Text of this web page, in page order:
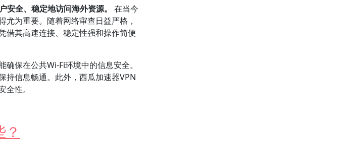
全、稳定地访问海外资源。
在当今
为重要。随着网络审查日益严格，
借其高速连接、稳定性强和操作简便
保在公共Wi-Fi环境中的信息安全。
持信息畅通。此外，西瓜加速器VPN
性。